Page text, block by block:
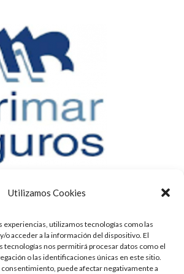
Utilizamos Cookies
experiencias, utilizamos tecnologías como las
o acceder a la información del dispositivo. El
tecnologías nos permitirá procesar datos como el
o las identificaciones únicas en este sitio.
puede afectar negativamente a